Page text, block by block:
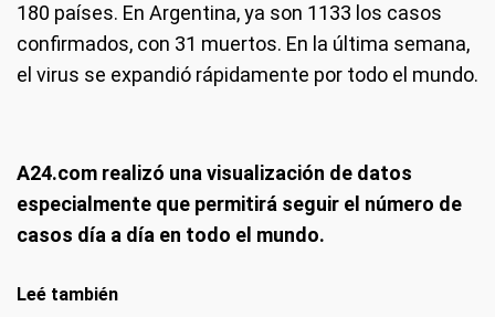
180 países. En Argentina, ya son 1133 los casos
confirmados, con 31 muertos. En la última semana,
el virus se expandió rápidamente por todo el mundo.
A24.com realizó una visualización de datos
especialmente que permitirá seguir el número de
casos día a día en todo el mundo.
Leé también